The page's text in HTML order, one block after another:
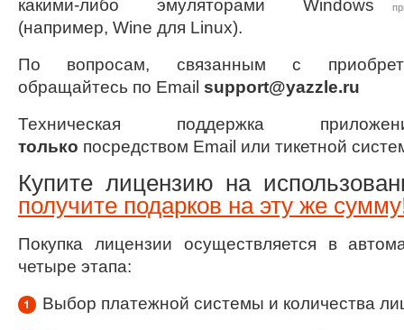
какими-либо эмуляторами Windows
(например, Wine для Linux).
По вопросам, связанным с
обращайтесь по Email support@yazzle.ru
Техническая поддержка
только посредством Email или тикетной
Купите лицензию на
получите подарков на эту же
Покупка лицензии осуществляется в
четыре этапа:
Выбор платежной системы и количества